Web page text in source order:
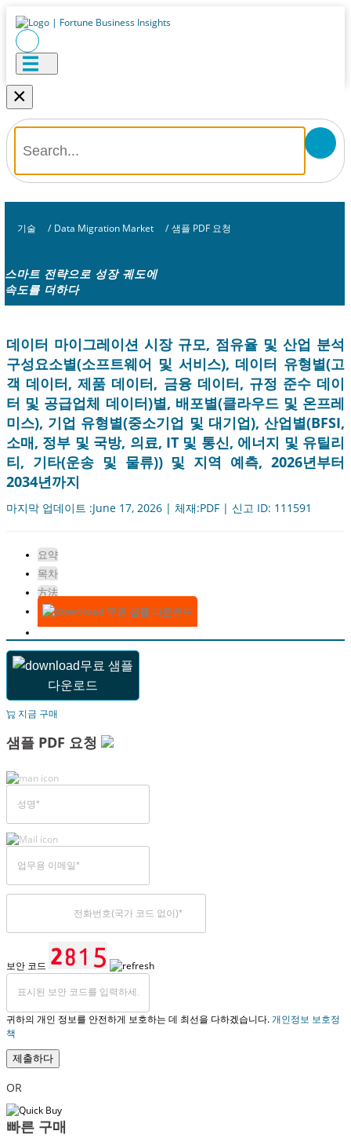
×
기술 / Data Migration Market / 샘플 PDF 요청
스마트 전략으로 성장 궤도에
속도를 더하다
데이터 마이그레이션 시장 규모, 점유율 및 산업 분석
구성요소별(소프트웨어 및 서비스), 데이터 유형별(고
객 데이터, 제품 데이터, 금융 데이터, 규정 준수 데이
터 및 공급업체 데이터)별, 배포별(클라우드 및 온프레
미스), 기업 유형별(중소기업 및 대기업), 산업별(BFSI,
소매, 정부 및 국방, 의료, IT 및 통신, 에너지 및 유틸리
티, 기타(운송 및 물류)) 및 지역 예측, 2026년부터
2034년까지
마지막 업데이트 :June 17, 2026 | 체재:PDF | 신고 ID: 111591
요약
목차
方法
무료 샘플 다운로드
무료 샘플
다운로드
지금 구매
샘플 PDF 요청
보안 코드
귀하의 개인 정보를 안전하게 보호하는 데 최선을 다하겠습니다.개인정보 보호정
책
제출하다
OR
빠른 구매